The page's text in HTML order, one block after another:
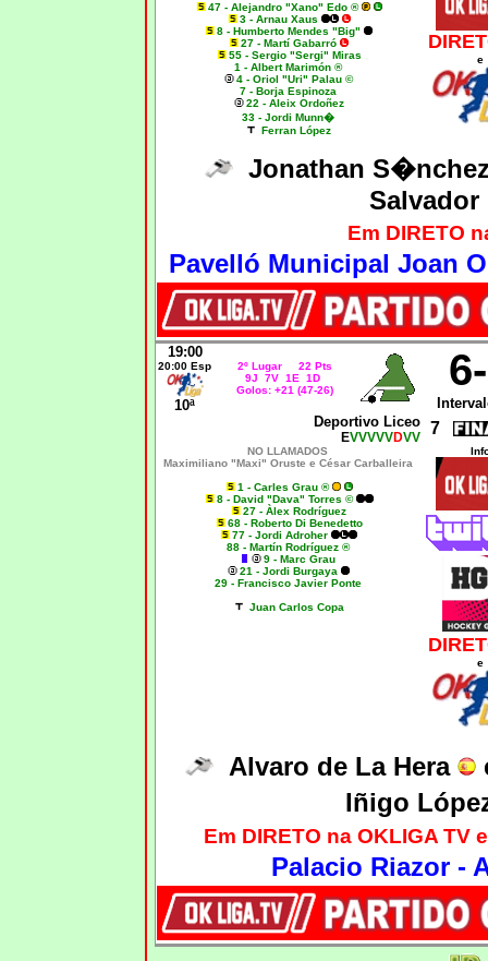
47 - Alejandro "Xano" Edo ®
3 - Arnau Xaus
8 - Humberto Mendes "Big"
27 - Martí Gabarró
55 - Sergio "Sergi" Miras
1 - Albert Marimón ®
4 - Oriol "Uri" Palau ©
7 - Borja Espinoza
22 - Aleix Ordoñez
33 - Jordi Munn�
Ferran López
e
Jonathan
Em DIRETO
Pavelló Municipal Joan
19:00
20:00 Esp
10ª
2º Lugar 22 Pts
9J 7V 1E 1D
Golos: +21 (47-26)
Deportivo Liceo
EVVVVVDVV 7
NO LLAMADOS
Maximiliano "Maxi" Oruste e César Carballeira
1 - Carles Grau ®
8 - David "Dava" Torres ©
27 - Àlex Rodríguez
68 - Roberto Di Benedetto
77 - Jordi Adroher
88 - Martín Rodríguez ®
9 - Marc Grau
21 - Jordi Burgaya
29 - Francisco Javier Ponte
Juan Carlos Copa
e
Alvaro de La Hera
Iñigo
Em DIRETO na OKLIGA TV
Palacio Riazor -